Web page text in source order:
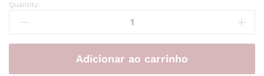
Conjunto
Quantity:
Adicionar ao carrinho